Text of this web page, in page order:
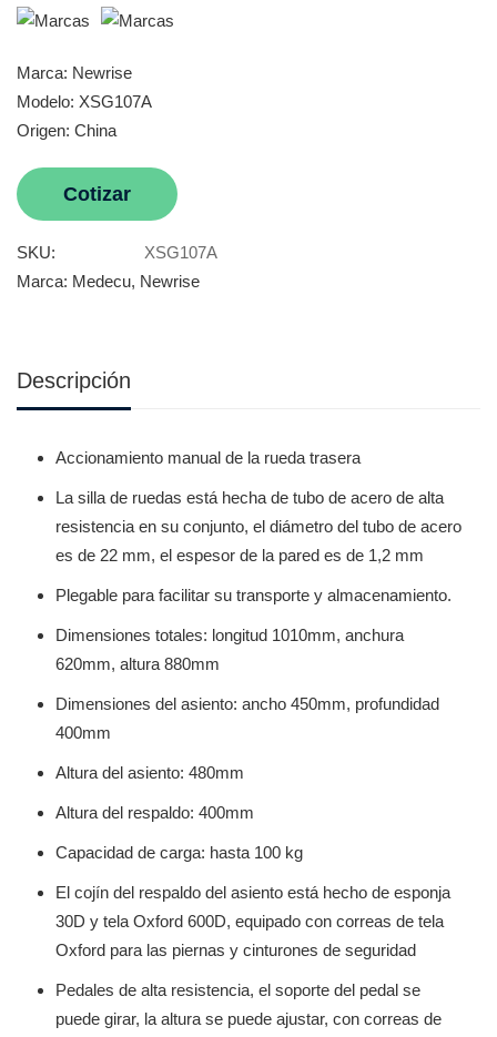
Marca: Newrise
Modelo: XSG107A
Origen: China
Cotizar
SKU:
XSG107A
Marca: Medecu, Newrise
Descripción
Accionamiento manual de la rueda trasera
La silla de ruedas está hecha de tubo de acero de alta
resistencia en su conjunto, el diámetro del tubo de acero
es de 22 mm, el espesor de la pared es de 1,2 mm
Plegable para facilitar su transporte y almacenamiento.
Dimensiones totales: longitud 1010mm, anchura
620mm, altura 880mm
Dimensiones del asiento: ancho 450mm, profundidad
400mm
Altura del asiento: 480mm
Altura del respaldo: 400mm
Capacidad de carga: hasta 100 kg
El cojín del respaldo del asiento está hecho de esponja
30D y tela Oxford 600D, equipado con correas de tela
Oxford para las piernas y cinturones de seguridad
Pedales de alta resistencia, el soporte del pedal se
puede girar, la altura se puede ajustar, con correas de